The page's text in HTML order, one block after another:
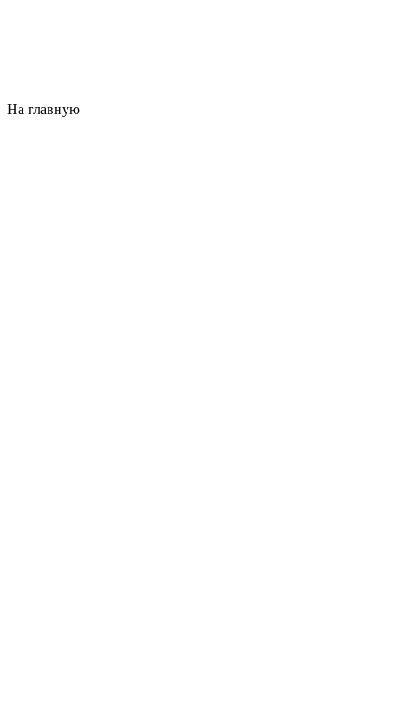
На главную